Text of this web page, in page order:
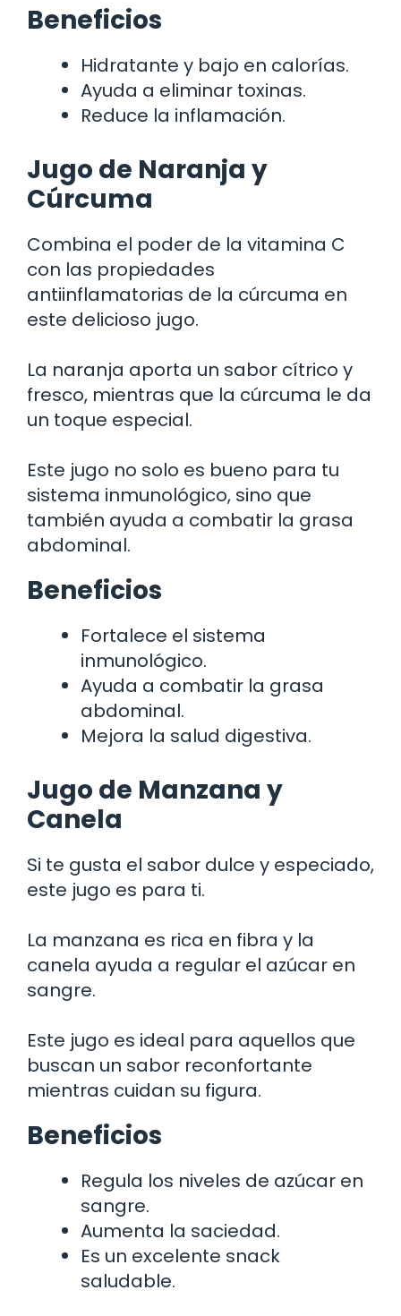
Beneficios
Hidratante y bajo en calorías.
Ayuda a eliminar toxinas.
Reduce la inflamación.
Jugo de Naranja y
Cúrcuma
Combina el poder de la vitamina C
con las propiedades
antiinflamatorias de la cúrcuma en
este delicioso jugo.
La naranja aporta un sabor cítrico y
fresco, mientras que la cúrcuma le da
un toque especial.
Este jugo no solo es bueno para tu
sistema inmunológico, sino que
también ayuda a combatir la grasa
abdominal.
Beneficios
Fortalece el sistema
inmunológico.
Ayuda a combatir la grasa
abdominal.
Mejora la salud digestiva.
Jugo de Manzana y
Canela
Si te gusta el sabor dulce y especiado,
este jugo es para ti.
La manzana es rica en fibra y la
canela ayuda a regular el azúcar en
sangre.
Este jugo es ideal para aquellos que
buscan un sabor reconfortante
mientras cuidan su figura.
Beneficios
Regula los niveles de azúcar en
sangre.
Aumenta la saciedad.
Es un excelente snack
saludable.